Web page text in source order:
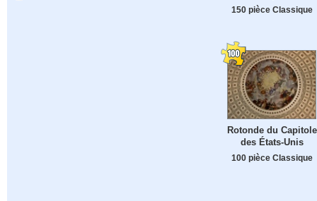
150 pièce Classique
Rotonde du Capitole
des États-Unis
100 pièce Classique